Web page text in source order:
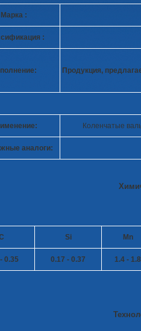
Марка :
:
Продукция,
Коленчатые
аналоги:
Si Mn
0.35 0.17 - 0.37 1.4 - 1.8